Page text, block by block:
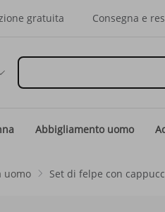
gratuita Consegna e
Abbigliamento uomo
uomo Set di felpe con